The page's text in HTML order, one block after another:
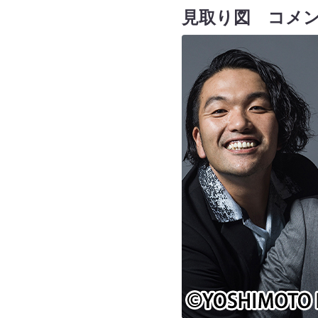
見取り図 コメ